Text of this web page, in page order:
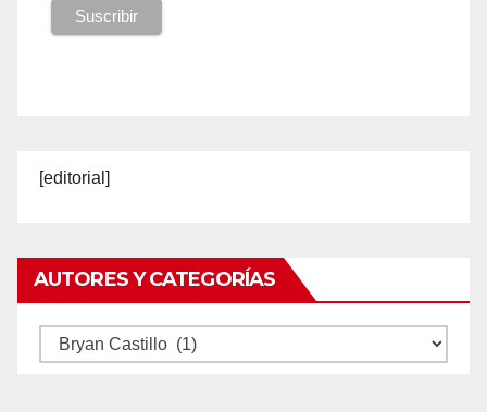
[editorial]
AUTORES Y CATEGORÍAS
Autores